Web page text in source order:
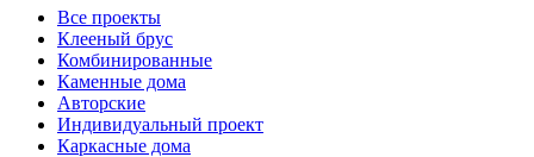
Все проекты
Клееный брус
Комбинированные
Каменные дома
Авторские
Индивидуальный проект
Каркасные дома